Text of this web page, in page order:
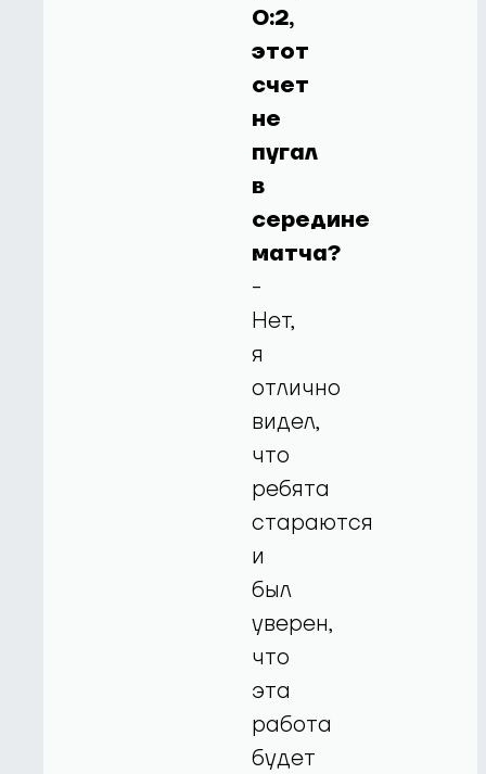
0:2,
этот
счет
не
пугал
в
середине
матча?
-
Нет,
я
отлично
видел,
что
ребята
стараются
и
был
уверен,
что
эта
работа
будет